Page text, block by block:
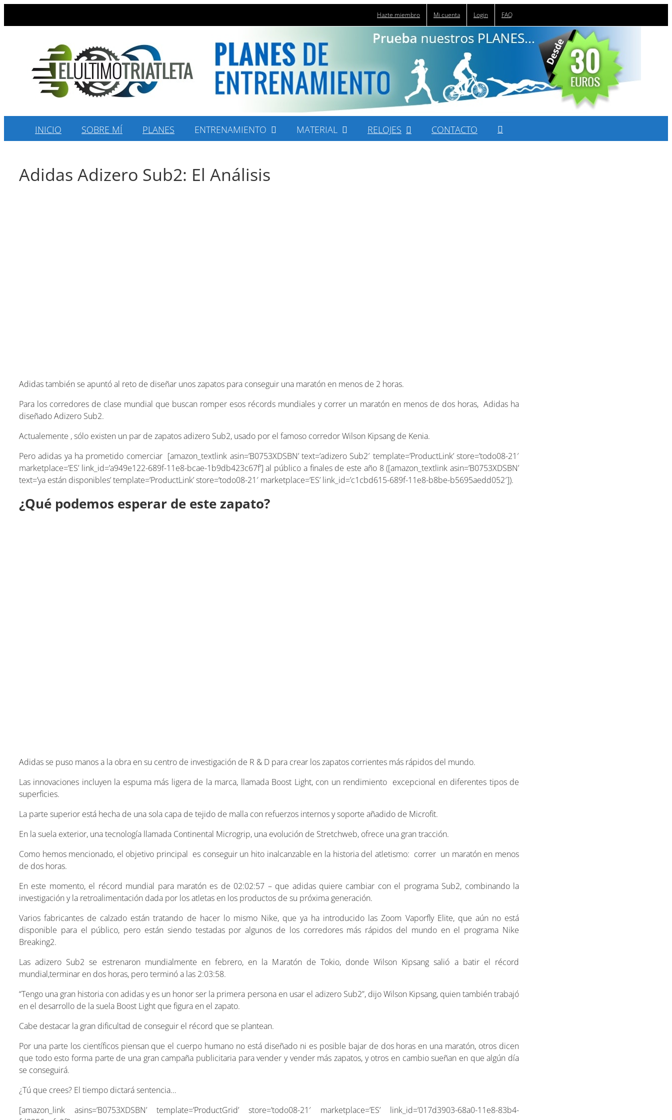
Hazte miembro Mi cuenta Login FAQ
INICIO SOBRE MÍ PLANES ENTRENAMIENTO MATERIAL RELOJES CONTACTO
Adidas Adizero Sub2: El Análisis
Adidas también se apuntó al reto de diseñar unos zapatos para conseguir una maratón en menos de 2 horas.
Para los corredores de clase mundial que buscan romper esos récords mundiales y correr un maratón en menos de dos horas, Adidas ha
diseñado Adizero Sub2.
Actualemente , sólo existen un par de zapatos adizero Sub2, usado por el famoso corredor Wilson Kipsang de Kenia.
Pero adidas ya ha prometido comerciar [amazon_textlink asin=’B0753XDSBN’ text=’adizero Sub2′ template=’ProductLink’ store=’todo08-21′
marketplace=’ES’ link_id=’a949e122-689f-11e8-bcae-1b9db423c67f’] al público a finales de este año 8 ([amazon_textlink asin=’B0753XDSBN’
text=’ya están disponibles’ template=’ProductLink’ store=’todo08-21′ marketplace=’ES’ link_id=’c1cbd615-689f-11e8-b8be-b5695aedd052′]).
¿Qué podemos esperar de este zapato?
Adidas se puso manos a la obra en su centro de investigación de R & D para crear los zapatos corrientes más rápidos del mundo.
Las innovaciones incluyen la espuma más ligera de la marca, llamada Boost Light, con un rendimiento excepcional en diferentes tipos de
superficies.
La parte superior está hecha de una sola capa de tejido de malla con refuerzos internos y soporte añadido de Microfit.
En la suela exterior, una tecnología llamada Continental Microgrip, una evolución de Stretchweb, ofrece una gran tracción.
Como hemos mencionado, el objetivo principal es conseguir un hito inalcanzable en la historia del atletismo: correr un maratón en menos
de dos horas.
En este momento, el récord mundial para maratón es de 02:02:57 – que adidas quiere cambiar con el programa Sub2, combinando la
investigación y la retroalimentación dada por los atletas en los productos de su próxima generación.
Varios fabricantes de calzado están tratando de hacer lo mismo Nike, que ya ha introducido las Zoom Vaporfly Elite, que aún no está
disponible para el público, pero están siendo testadas por algunos de los corredores más rápidos del mundo en el programa Nike
Breaking2.
Las adizero Sub2 se estrenaron mundialmente en febrero, en la Maratón de Tokio, donde Wilson Kipsang salió a batir el récord
mundial,terminar en dos horas, pero terminó a las 2:03:58.
“Tengo una gran historia con adidas y es un honor ser la primera persona en usar el adizero Sub2”, dijo Wilson Kipsang, quien también trabajó
en el desarrollo de la suela Boost Light que figura en el zapato.
Cabe destacar la gran dificultad de conseguir el récord que se plantean.
Por una parte los científicos piensan que el cuerpo humano no está diseñado ni es posible bajar de dos horas en una maratón, otros dicen
que todo esto forma parte de una gran campaña publicitaria para vender y vender más zapatos, y otros en cambio sueñan en que algún día
se conseguirá.
¿Tú que crees? El tiempo dictará sentencia…
[amazon_link asins=’B0753XDSBN’ template=’ProductGrid’ store=’todo08-21′ marketplace=’ES’ link_id=’017d3903-68a0-11e8-83b4-